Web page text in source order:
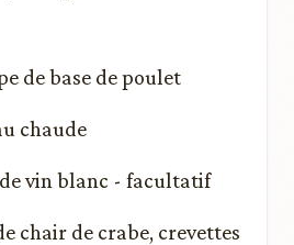
de base de poulet
chaude
de vin blanc - facultatif
chair de crabe, crevettes